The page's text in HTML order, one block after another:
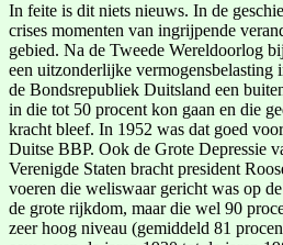
In feite is dit niets nieuws. In de
crises momenten van ingrijpende
gebied. Na de Tweede Wereldoorlog
een uitzonderlijke vermogensbelasting
de Bondsrepubliek Duitsland een
in die tot 50 procent kon gaan en die
kracht bleef. In 1952 was dat goed
Duitse BBP. Ook de Grote Depressie
Verenigde Staten bracht president
voeren die weliswaar gericht was op
de grote rijkdom, maar die wel 90
zeer hoog niveau (gemiddeld 81